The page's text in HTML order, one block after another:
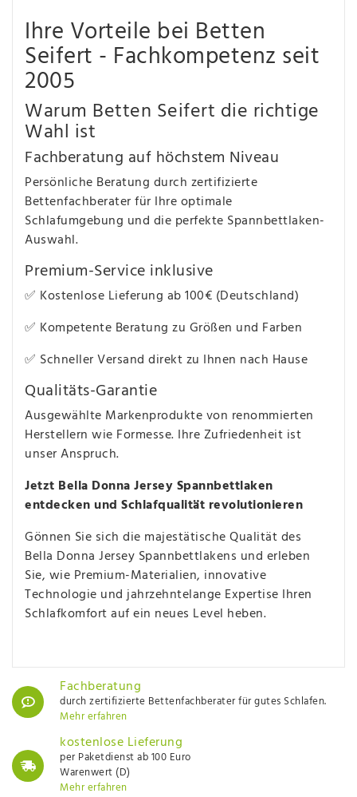
Ihre Vorteile bei Betten
Seifert - Fachkompetenz seit
2005
Warum Betten Seifert die richtige
Wahl ist
Fachberatung auf höchstem Niveau
Persönliche Beratung durch zertifizierte
Bettenfachberater für Ihre optimale
Schlafumgebung und die perfekte Spannbettlaken-
Auswahl.
Premium-Service inklusive
✅ Kostenlose Lieferung ab 100€ (Deutschland)
✅ Kompetente Beratung zu Größen und Farben
✅ Schneller Versand direkt zu Ihnen nach Hause
Qualitäts-Garantie
Ausgewählte Markenprodukte von renommierten
Herstellern wie Formesse. Ihre Zufriedenheit ist
unser Anspruch.
Jetzt Bella Donna Jersey Spannbettlaken
entdecken und Schlafqualität revolutionieren
Gönnen Sie sich die majestätische Qualität des
Bella Donna Jersey Spannbettlakens und erleben
Sie, wie Premium-Materialien, innovative
Technologie und jahrzehntelange Expertise Ihren
Schlafkomfort auf ein neues Level heben.
Fachberatung
durch zertifizierte Bettenfachberater für gutes Schlafen.
Mehr erfahren
kostenlose Lieferung
per Paketdienst ab 100 Euro
Warenwert (D)
Mehr erfahren